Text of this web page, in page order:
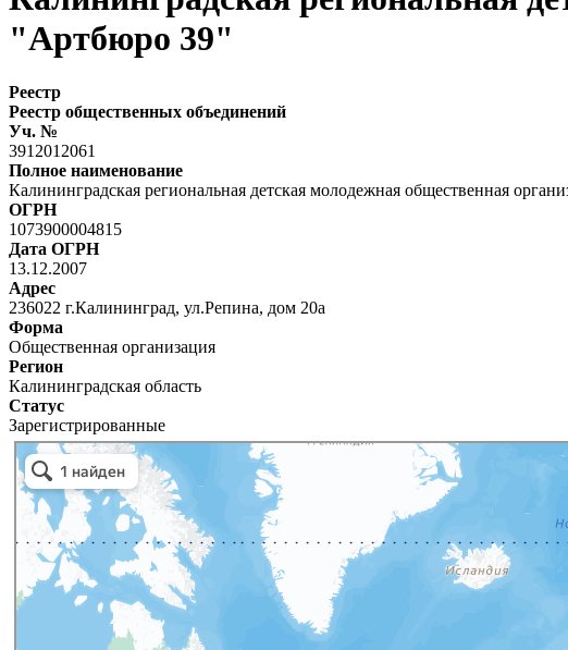
"Артбюро 39"
Реестр
Реестр общественных объединений
Уч. №
3912012061
Полное наименование
Калининградская региональная детская молодежная общественная
ОГРН
1073900004815
Дата ОГРН
13.12.2007
Адрес
236022 г.Калининград, ул.Репина, дом 20а
Форма
Общественная организация
Регион
Калининградская область
Статус
Зарегистрированные